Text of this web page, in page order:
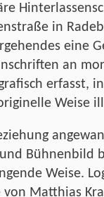
in
eine
an
erfasst,
Weise
Bühnenbild
Weise.
von Matthias